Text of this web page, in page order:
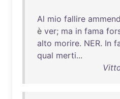
Al mio fallire
è ver; ma in fama
alto morire. NER. In
qual merti...